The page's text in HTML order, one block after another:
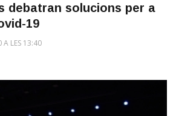
debatran solucions per a
19
LES 13:40